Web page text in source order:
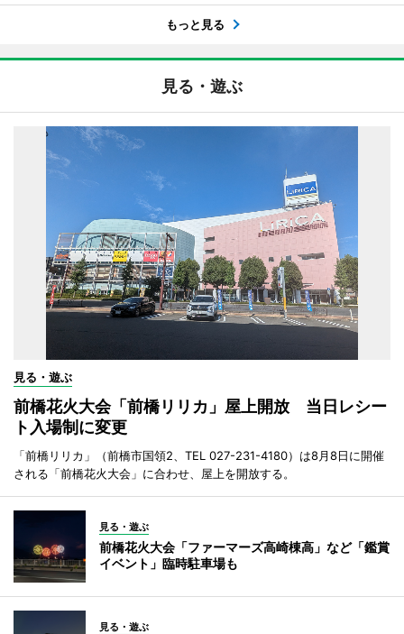
もっと見る
見る・遊ぶ
見る・遊ぶ
前橋花火大会「前橋リリカ」屋上開放 当日レシー
ト入場制に変更
「前橋リリカ」（前橋市国領2、TEL 027-231-4180）は8月8日に開催
される「前橋花火大会」に合わせ、屋上を開放する。
見る・遊ぶ
前橋花火大会「ファーマーズ高崎棟高」など「鑑賞
イベント」臨時駐車場も
見る・遊ぶ